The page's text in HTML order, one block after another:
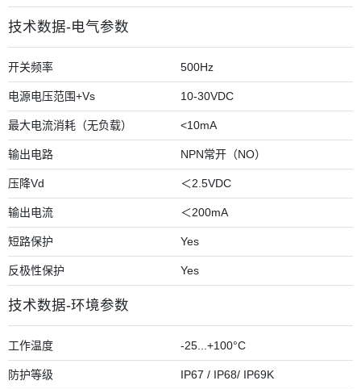
技术数据-电气参数
开关频率 500Hz
电源电压范围+Vs 10-30VDC
最大电流消耗（无负载） <10mA
输出电路 NPN常开（NO）
压降Vd ＜2.5VDC
输出电流 ＜200mA
短路保护 Yes
反极性保护 Yes
技术数据-环境参数
工作温度 -25...+100°C
防护等级 IP67 / IP68/ IP69K